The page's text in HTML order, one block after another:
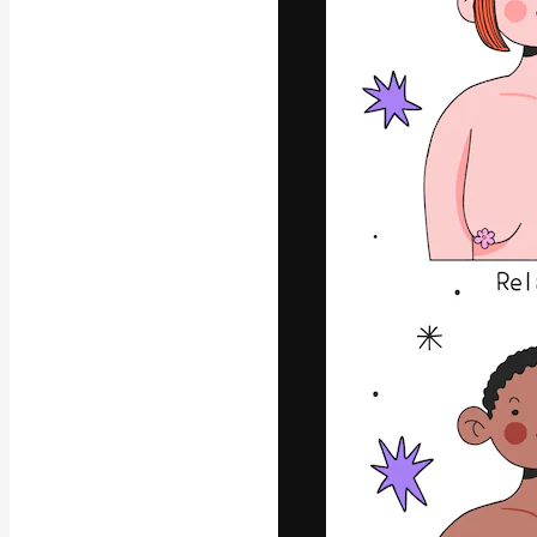
La
migliori lavori.
creativi,
Italiano
Copyright © 2010-